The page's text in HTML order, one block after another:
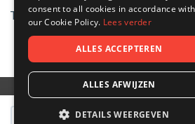
Tips & Nieuws
© 2026 - ACR
consent to all cookies in accordance with
our Cookie Policy. Lees verder
ALLES ACCEPTEREN
ALLES AFWIJZEN
DETAILS WEERGEVEN